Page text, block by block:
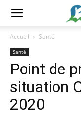
Accueil Santé
Santé
Point de
situation
2020